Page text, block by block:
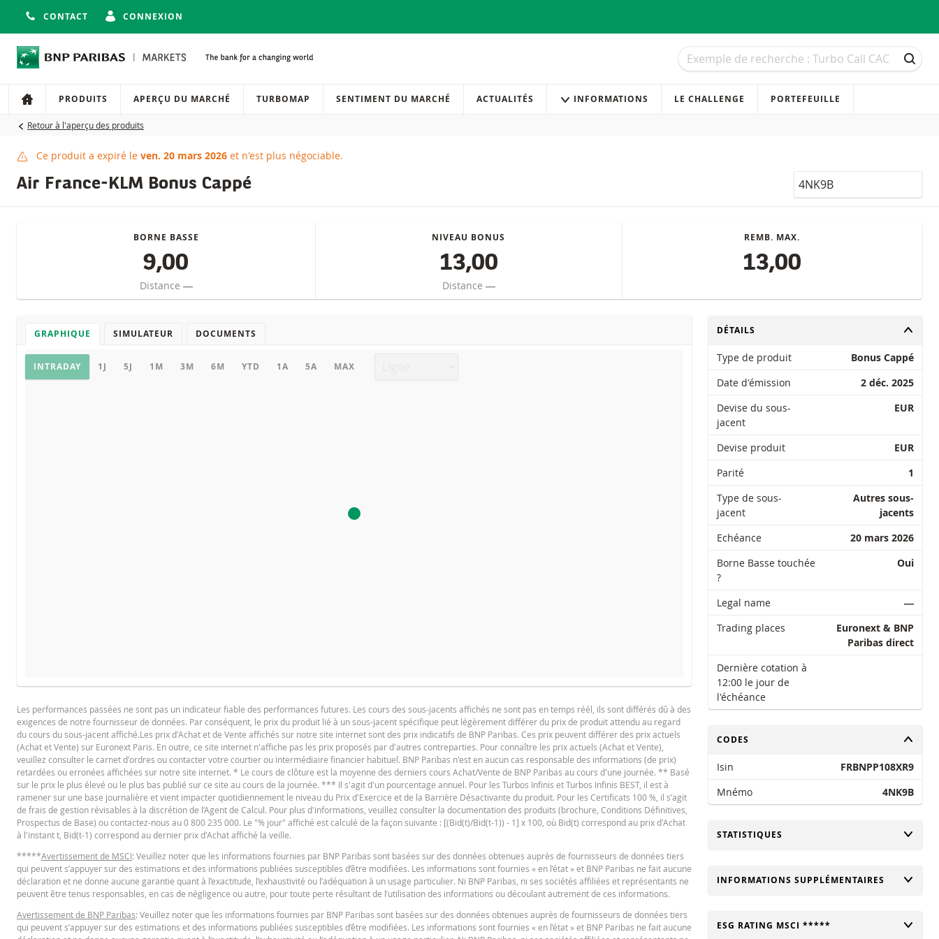
CONTACT CONNEXION
Recherche
Recherche
Navigation
Navigation sur le site
PRODUITS APERÇU DU MARCHÉ TURBOMAP SENTIMENT DU MARCHÉ ACTUALITÉS INFORMATIONS LE CHALLENGE PORTEFEUILLE
Retour à l'aperçu des produits
Ce produit a expiré
Ce produit a expiré le ven. 20 mars 2026 et n'est plus négociable.
Air France-KLM Bonus Cappé LocalCode
BORNE BASSE
9,00
Distance ―
NIVEAU BONUS
13,00
Distance ―
REMB. MAX.
13,00
GRAPHIQUE SIMULATEUR DOCUMENTS
Graphique
INTRADAY 1J 5J 1M 3M 6M YTD 1A 5A MAX
COURS DU SOUS-JACENT ATTENDU À L'ÉCHÉANCE
SITUATION ACTUELLE
La Borne Basse a été atteinte pendant la vie du produit
Prix du produit
-
La Borne Basse n'a jamais été atteinte pendant la vie du produit
Prix du produit
BNP Paribas n’agit pas en tant que conseiller juridique ou fiscal, comptable ou conseiller en investissement et n’a aucune obligation de fiduciaire à votre égard en ce qui concerne le calculateur et / ou en relation avec des transactions
basés sur des informations jugées fiables, leur exactitude ou leur exhaustivité n'est pas garantie. BNP Paribas n'offre aucune garantie en ce qui concerne les informations fournies par la calculatrice et décline toute responsabilité pour
dommage direct, indirect, spécial, accessoire, immatériel ou consécutif (y compris le manque à gagner) résultant de quelque manière que ce soit de l'utilisation de la calculatrice par vous. ou vos conseillers ou les informations
PROSPECTUS DE BASE
Français (France) PDF
FINAL TERMS
Français (France) PDF
CONDITIONS DÉFINITIVES RÉSUMÉ
Français (France) PDF
Les performances passées ne sont pas un indicateur fiable des performances futures. Les cours des sous-jacents affichés ne sont pas en temps réél, ils sont différés dû à des
exigences de notre fournisseur de données. Par conséquent, le prix du produit lié à un sous-jacent spécifique peut légèrement différer du prix de produit attendu au regard
du cours du sous-jacent affiché.Les prix d'Achat et de Vente affichés sur notre site internet sont des prix indicatifs de BNP Paribas. Ces prix peuvent différer des prix actuels
(Achat et Vente) sur Euronext Paris. En outre, ce site internet n'affiche pas les prix proposés par d'autres contreparties. Pour connaître les prix actuels (Achat et Vente),
veuillez consulter le carnet d'ordres ou contacter votre courtier ou intermédiaire financier habituel. BNP Paribas n'est en aucun cas responsable des informations (de prix)
retardées ou erronées affichées sur notre site internet. * Le cours de clôture est la moyenne des derniers cours Achat/Vente de BNP Paribas au cours d'une journée. ** Basé
sur le prix le plus élevé ou le plus bas publié sur ce site au cours de la journée. *** Il s'agit d'un pourcentage annuel. Pour les Turbos Infinis et Turbos Infinis BEST, il est à
ramener sur une base journalière et vient impacter quotidiennement le niveau du Prix d'Exercice et de la Barrière Désactivante du produit. Pour les Certificats 100 %, il s’agit
de frais de gestion révisables à la discrétion de l’Agent de Calcul. Pour plus d'informations, veuillez consulter la documentation des produits (brochure, Conditions Définitives,
Prospectus de Base) ou contactez-nous au 0 800 235 000. Le "% jour" affiché est calculé de la façon suivante : [(Bid(t)/Bid(t-1)) - 1] x 100, où Bid(t) correspond au prix d'Achat
à l'instant t, Bid(t-1) correspond au dernier prix d'Achat affiché la veille.
*****Avertissement de MSCI: Veuillez noter que les informations fournies par BNP Paribas sont basées sur des données obtenues auprès de fournisseurs de données tiers
qui peuvent s’appuyer sur des estimations et des informations publiées susceptibles d’être modifiées. Les informations sont fournies « en l’état » et BNP Paribas ne fait aucune
déclaration et ne donne aucune garantie quant à l’exactitude, l’exhaustivité ou l’adéquation à un usage particulier. Ni BNP Paribas, ni ses sociétés affiliées et représentants ne
peuvent être tenus responsables, en cas de négligence ou autre, pour toute perte résultant de l’utilisation des informations ou découlant autrement de ces informations.
Avertissement de BNP Paribas: Veuillez noter que les informations fournies par BNP Paribas sont basées sur des données obtenues auprès de fournisseurs de données tiers
qui peuvent s’appuyer sur des estimations et des informations publiées susceptibles d’être modifiées. Les informations sont fournies « en l’état » et BNP Paribas ne fait aucune
CHANGER
DÉTAILS
Type de produit
Bonus Cappé
Date d'émission
2 déc. 2025
Devise du sous-
jacent
EUR
Devise produit
EUR
Parité
1
Type de sous-
jacent
Autres sous-
jacents
Echéance
20 mars 2026
Borne Basse touchée
?
Oui
Legal name
―
Trading places
Euronext & BNP
Paribas direct
Dernière cotation à
12:00 le jour de
l'échéance
CHANGER
CODES
Isin
FRBNPP108XR9
Mnémo
4NK9B
CHANGER
STATISTIQUES
CHANGER
INFORMATIONS SUPPLÉMENTAIRES
CHANGER
ESG RATING MSCI *****